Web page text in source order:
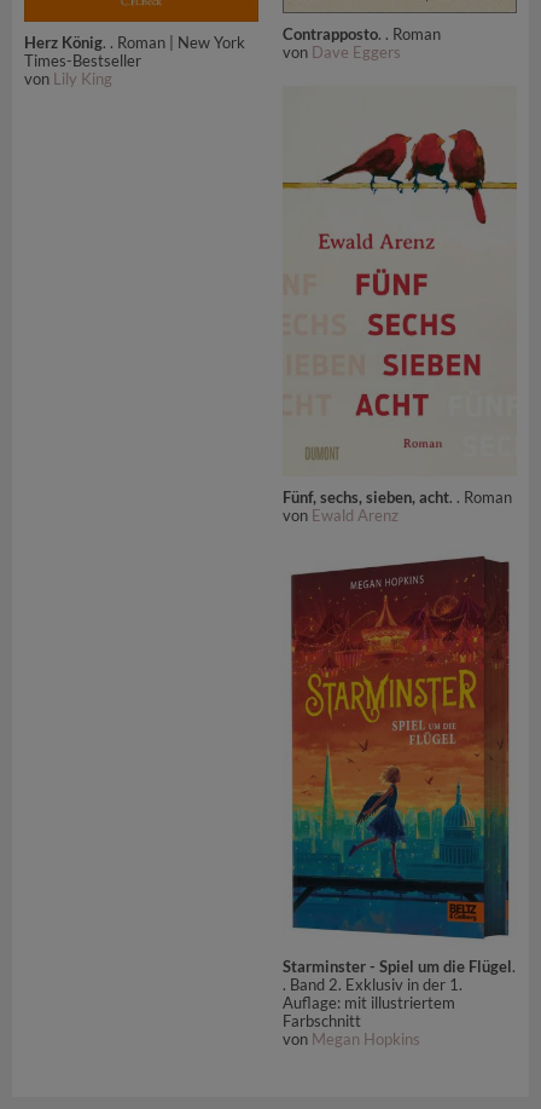
Herz König. . Roman | New York
Times-Bestseller
von Lily King
Contrapposto. . Roman
von Dave Eggers
Fünf, sechs, sieben, acht. . Roman
von Ewald Arenz
Starminster - Spiel um die Flügel.
. Band 2. Exklusiv in der 1.
Auflage: mit illustriertem
Farbschnitt
von Megan Hopkins